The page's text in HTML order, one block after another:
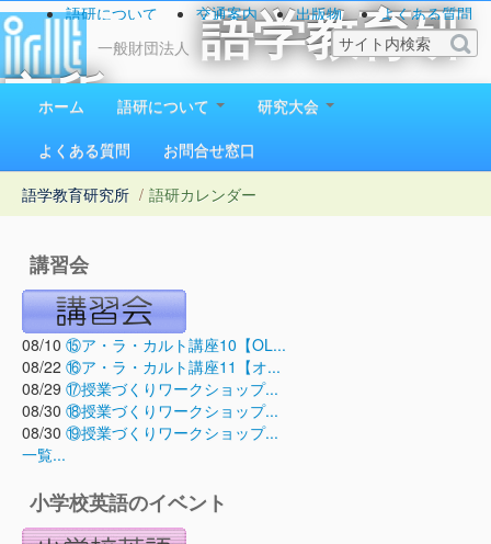
一般財団法人
語学教育研
究所
1923（大正12）年創立
語研について 交通案内 出版物
よくある質問
お問い合わせ
ホーム 語研について
研究大会
よくある質問
お問合せ窓口
語学教育研究所 / 語研カレンダー
講習会
08/10 ⑮ア・ラ・カルト講座10【OL...
08/22 ⑯ア・ラ・カルト講座11【オ...
08/29 ⑰授業づくりワークショップ...
08/30 ⑱授業づくりワークショップ...
08/30 ⑲授業づくりワークショップ...
一覧...
小学校英語のイベント